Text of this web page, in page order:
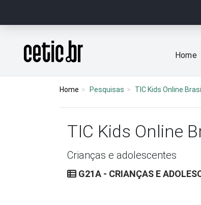
Página inicial
Home
Home Pesquisas TIC Kids Online Brasil
TIC Kids Online
Crianças e adolescentes
G21A - CRIANÇAS E